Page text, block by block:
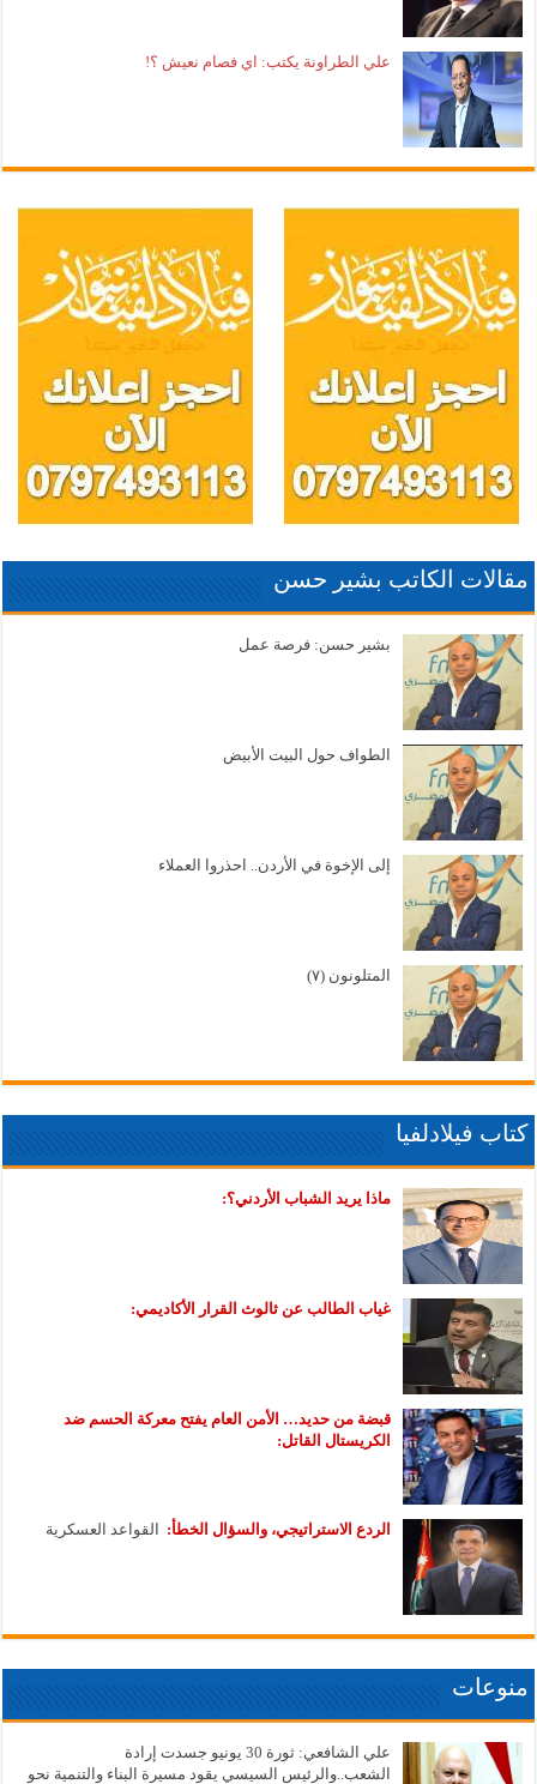
علي الطراونة يكتب: اي فصام نعيش ؟!
مقالات الكاتب بشير حسن
بشير حسن: فرصة عمل
الطواف حول البيت الأبيض
إلى الإخوة في الأردن.. احذروا العملاء
المتلونون (٧)
كتاب فيلادلفيا
ماذا يريد الشباب الأردني؟:
غياب الطالب عن ثالوث القرار الأكاديمي:
قبضة من حديد… الأمن العام يفتح معركة الحسم ضد
الكريستال القاتل:
الردع الاستراتيجي، والسؤال الخطأ: القواعد العسكرية
منوعات
علي الشافعي: ثورة 30 يونيو جسدت إرادة
الشعب..والرئيس السيسي يقود مسيرة البناء والتنمية نحو